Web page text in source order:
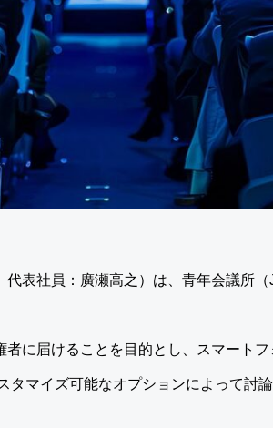
表社員：廣瀬高之）は、青年会議所
に届けることを目的とし、スマート
マイズ可能なオプションによって討